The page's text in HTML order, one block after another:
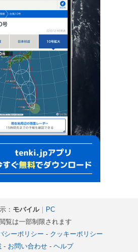
： モバイル｜ PC
覧は一部制限されます
シーポリシー - クッキーポリシー
- お問い合わせ- ヘルプ